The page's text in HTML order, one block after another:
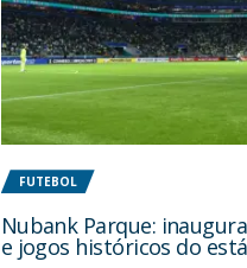
FUTEBOL
Nubank Parque:
e jogos históricos do